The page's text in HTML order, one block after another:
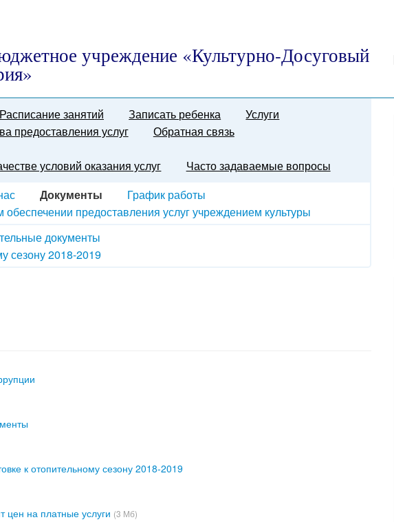
учреждение «Культурно-Досуговый
Расписание занятий Записать ребенка
Услуги
предоставления услуг
Обратная связь
условий оказания услуг
Часто задаваемые вопросы
Документы
График работы
предоставления услуг учреждением культуры
документы
сезону 2018-2019
к отопительному сезону 2018-2019
цен на платные услуги (3 Мб)